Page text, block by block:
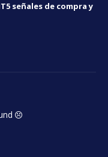
señales de compra y